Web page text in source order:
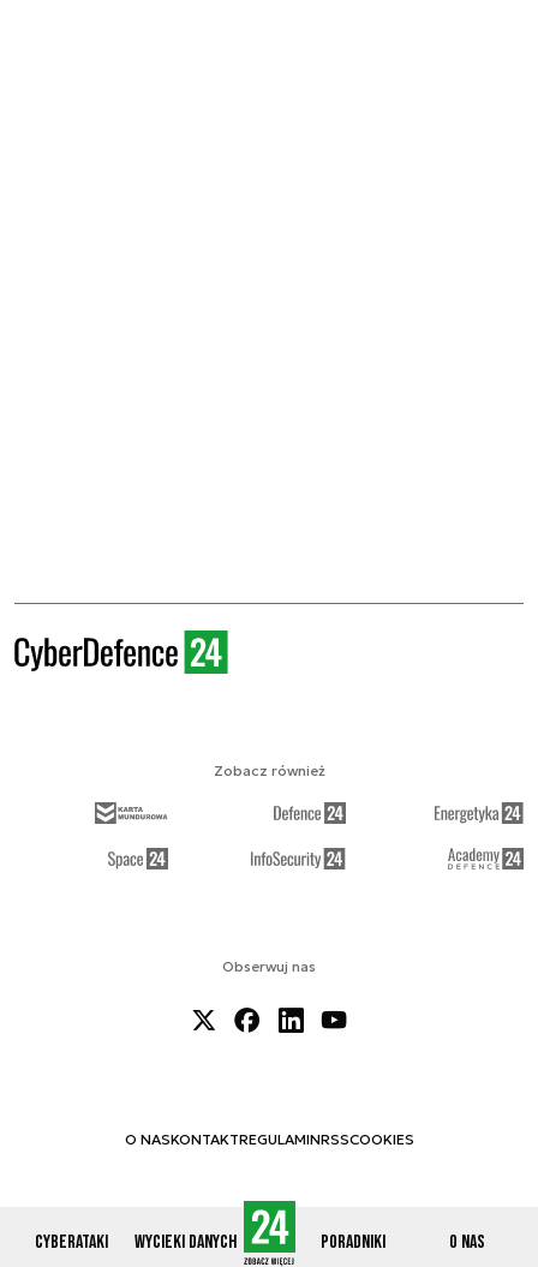
Cyberataki Wycieki danych Poradniki O nas
Obserwuj nas
O NASKONTAKTREGULAMINRSSCOOKIES
Zobacz również
© 2012-2026 CYBERDEFENCE24